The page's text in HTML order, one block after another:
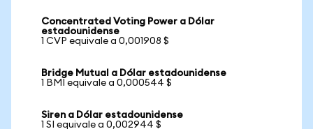
Concentrated Voting Power a Dólar
estadounidense
1 CVP equivale a 0,001908 $
Bridge Mutual a Dólar estadounidense
1 BMI equivale a 0,000544 $
Siren a Dólar estadounidense
1 SI equivale a 0,002944 $